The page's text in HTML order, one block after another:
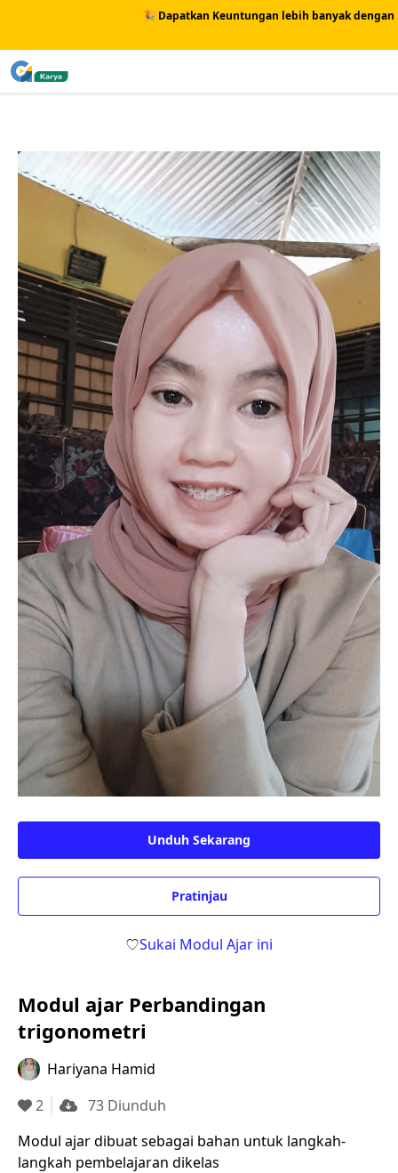
🎉 Dapatkan Keuntungan lebih banyak dengan
Unduh Sekarang
Pratinjau
Sukai Modul Ajar ini
Modul ajar Perbandingan
trigonometri
Hariyana Hamid
2
73 Diunduh
Modul ajar dibuat sebagai bahan untuk langkah-
langkah pembelajaran dikelas